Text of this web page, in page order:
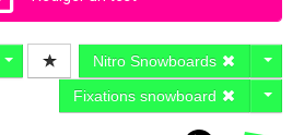
Nitro Snowboards
Fixations snowboard